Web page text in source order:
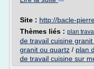
Site : http://bacle-
Thèmes liés : plan
de travail cuisine
granit ou quartz / plan
de travail cuisine sur